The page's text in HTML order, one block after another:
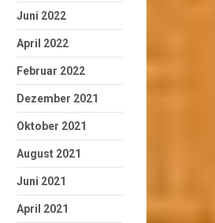
Juni 2022
April 2022
Februar 2022
Dezember 2021
Oktober 2021
August 2021
Juni 2021
April 2021